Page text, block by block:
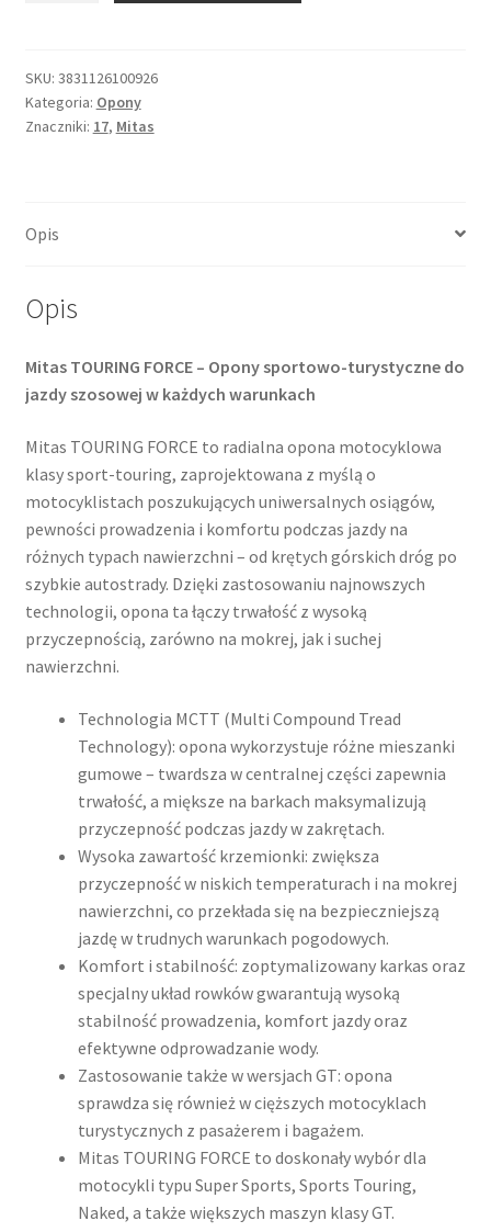
160/60
ZR
17
SKU: 3831126100926
Kategoria: Opony
Znaczniki: 17, Mitas
Opis
Opis
Mitas TOURING FORCE – Opony sportowo-turystyczne do
jazdy szosowej w każdych warunkach
Mitas TOURING FORCE to radialna opona motocyklowa
klasy sport-touring, zaprojektowana z myślą o
motocyklistach poszukujących uniwersalnych osiągów,
pewności prowadzenia i komfortu podczas jazdy na
różnych typach nawierzchni – od krętych górskich dróg po
szybkie autostrady. Dzięki zastosowaniu najnowszych
technologii, opona ta łączy trwałość z wysoką
przyczepnością, zarówno na mokrej, jak i suchej
nawierzchni.
Technologia MCTT (Multi Compound Tread
Technology): opona wykorzystuje różne mieszanki
gumowe – twardsza w centralnej części zapewnia
trwałość, a miększe na barkach maksymalizują
przyczepność podczas jazdy w zakrętach.
Wysoka zawartość krzemionki: zwiększa
przyczepność w niskich temperaturach i na mokrej
nawierzchni, co przekłada się na bezpieczniejszą
jazdę w trudnych warunkach pogodowych.
Komfort i stabilność: zoptymalizowany karkas oraz
specjalny układ rowków gwarantują wysoką
stabilność prowadzenia, komfort jazdy oraz
efektywne odprowadzanie wody.
Zastosowanie także w wersjach GT: opona
sprawdza się również w cięższych motocyklach
turystycznych z pasażerem i bagażem.
Mitas TOURING FORCE to doskonały wybór dla
motocykli typu Super Sports, Sports Touring,
Naked, a także większych maszyn klasy GT.